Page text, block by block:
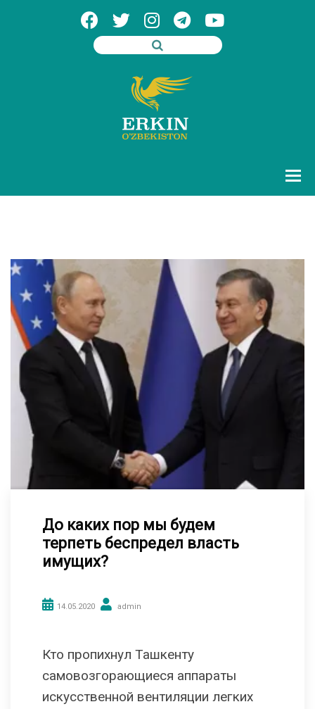
До каких пор мы будем
терпеть беспредел власть
имущих?
14.05.2020 admin
Кто пропихнул Ташкенту
самовозгорающиеся аппараты
искусственной вентиляции легких